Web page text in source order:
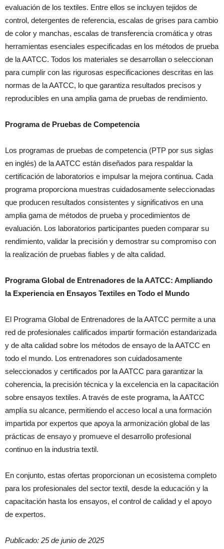
evaluación de los textiles. Entre ellos se incluyen tejidos de
control, detergentes de referencia, escalas de grises para cambio
de color y manchas, escalas de transferencia cromática y otras
herramientas esenciales especificadas en los métodos de prueba
de la AATCC. Todos los materiales se desarrollan o seleccionan
para cumplir con las rigurosas especificaciones descritas en las
normas de la AATCC, lo que garantiza resultados precisos y
reproducibles en una amplia gama de pruebas de rendimiento.
Programa de Pruebas de Competencia
Los programas de pruebas de competencia (PTP por sus siglas
en inglés) de la AATCC están diseñados para respaldar la
certificación de laboratorios e impulsar la mejora continua. Cada
programa proporciona muestras cuidadosamente seleccionadas
que producen resultados consistentes y significativos en una
amplia gama de métodos de prueba y procedimientos de
evaluación. Los laboratorios participantes pueden comparar su
rendimiento, validar la precisión y demostrar su compromiso con
la realización de pruebas fiables y de alta calidad.
Programa Global de Entrenadores de la AATCC: Ampliando
la Experiencia en Ensayos Textiles en Todo el Mundo
El Programa Global de Entrenadores de la AATCC permite a una
red de profesionales calificados impartir formación estandarizada
y de alta calidad sobre los métodos de ensayo de la AATCC en
todo el mundo. Los entrenadores son cuidadosamente
seleccionados y certificados por la AATCC para garantizar la
coherencia, la precisión técnica y la excelencia en la capacitación
sobre ensayos textiles. A través de este programa, la AATCC
amplía su alcance, permitiendo el acceso local a una formación
impartida por expertos que apoya la armonización global de las
prácticas de ensayo y promueve el desarrollo profesional
continuo en la industria textil.
En conjunto, estas ofertas proporcionan un ecosistema completo
para los profesionales del sector textil, desde la educación y la
capacitación hasta los ensayos, el control de calidad y el apoyo
de expertos.
Publicado: 25 de junio de 2025